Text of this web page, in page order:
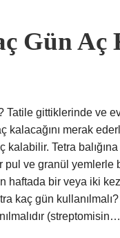
Gün
gittiklerinde ve
kalacağını merak
kalabilir. Tetra
pul ve granül
haftada bir veya iki
kaç gün
(streptomisin…